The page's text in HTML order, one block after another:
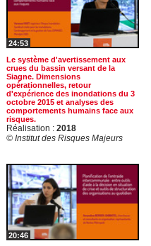
24:53
Le système d'avertissement aux
crues du bassin versant de la
Siagne. Dimensions
opérationnelles, retour
d'expérience des inondations du 3
octobre 2015 et analyses des
comportements humains face aux
risques.
Réalisation : 2018
© Institut des Risques Majeurs
20:46